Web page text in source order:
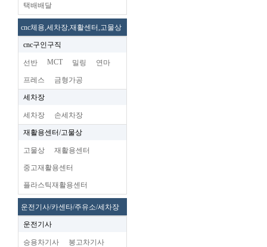
택배배달
cnc체용,세차장,재활센터,고물상
cnc구인구직
선반 MCT 밀링 연마
프레스 금형가공
세차장
세차장 손세차장
재활용센터/고물상
고물상 재활용센터
중고재활용센터
플라스틱재활용센터
운전기사/카센타/주유소/세차장
운전기사
승용차기사 봉고차기사